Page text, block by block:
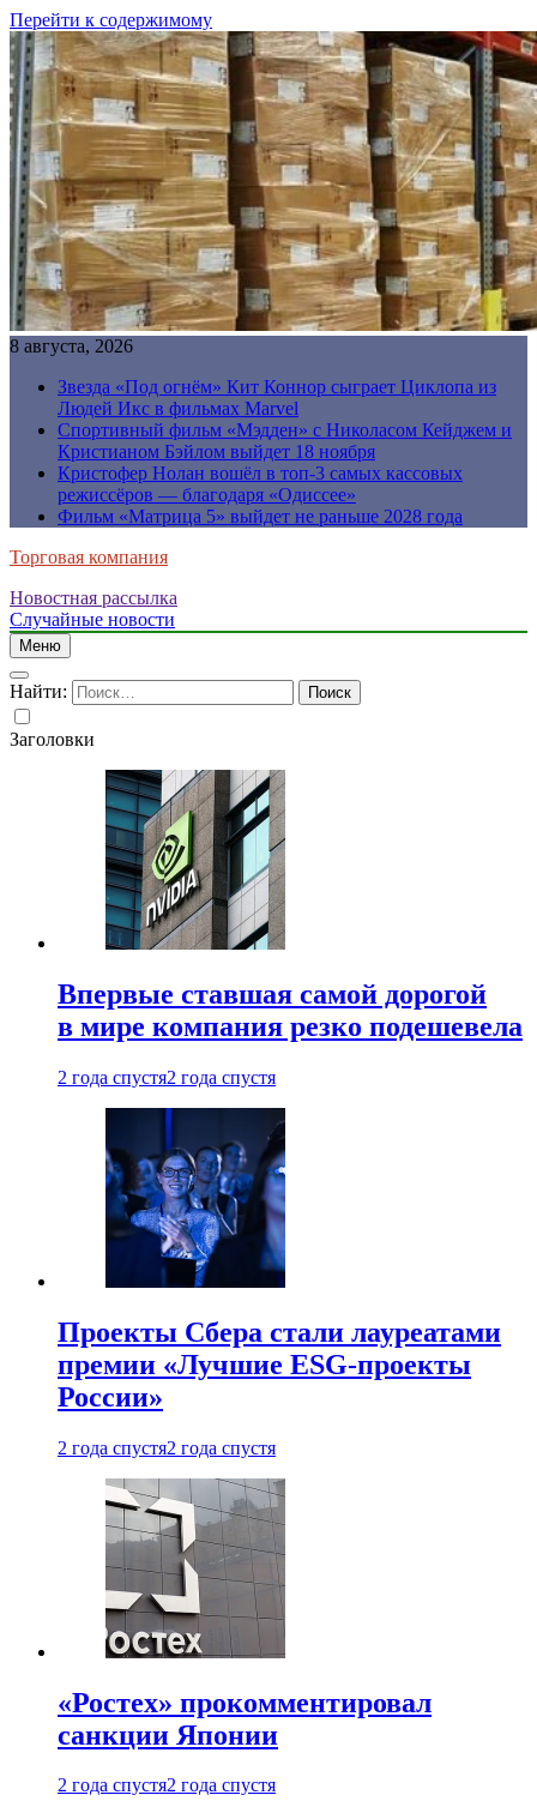
Перейти к содержимому
8 августа, 2026
Звезда «Под огнём» Кит Коннор сыграет Циклопа из
Людей Икс в фильмах Marvel
Спортивный фильм «Мэдден» с Николасом Кейджем и
Кристианом Бэйлом выйдет 18 ноября
Кристофер Нолан вошёл в топ-3 самых кассовых
режиссёров — благодаря «Одиссее»
Фильм «Матрица 5» выйдет не раньше 2028 года
Торговая компания
Новостная рассылка
Случайные новости
Меню
Найти:
Заголовки
Впервые ставшая самой дорогой
в мире компания резко подешевела
2 года спустя2 года спустя
Проекты Сбера стали лауреатами
премии «Лучшие ESG-проекты
России»
2 года спустя2 года спустя
«Ростех» прокомментировал
санкции Японии
2 года спустя2 года спустя